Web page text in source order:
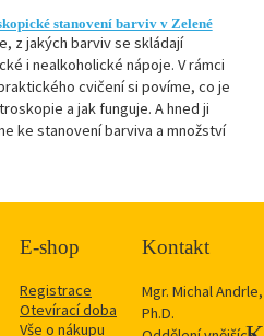
stanovení barviv v Zelené
z jakých barviv se skládají
i nealkoholické nápoje. V rámci
cvičení si povíme, co je
a jak funguje. A hned ji
ke stanovení barviva a množství
E-shop
Registrace
Otevírací doba
Vše o nákupu
Kontakt
Mgr. Michal Andrle,
Ph.D.